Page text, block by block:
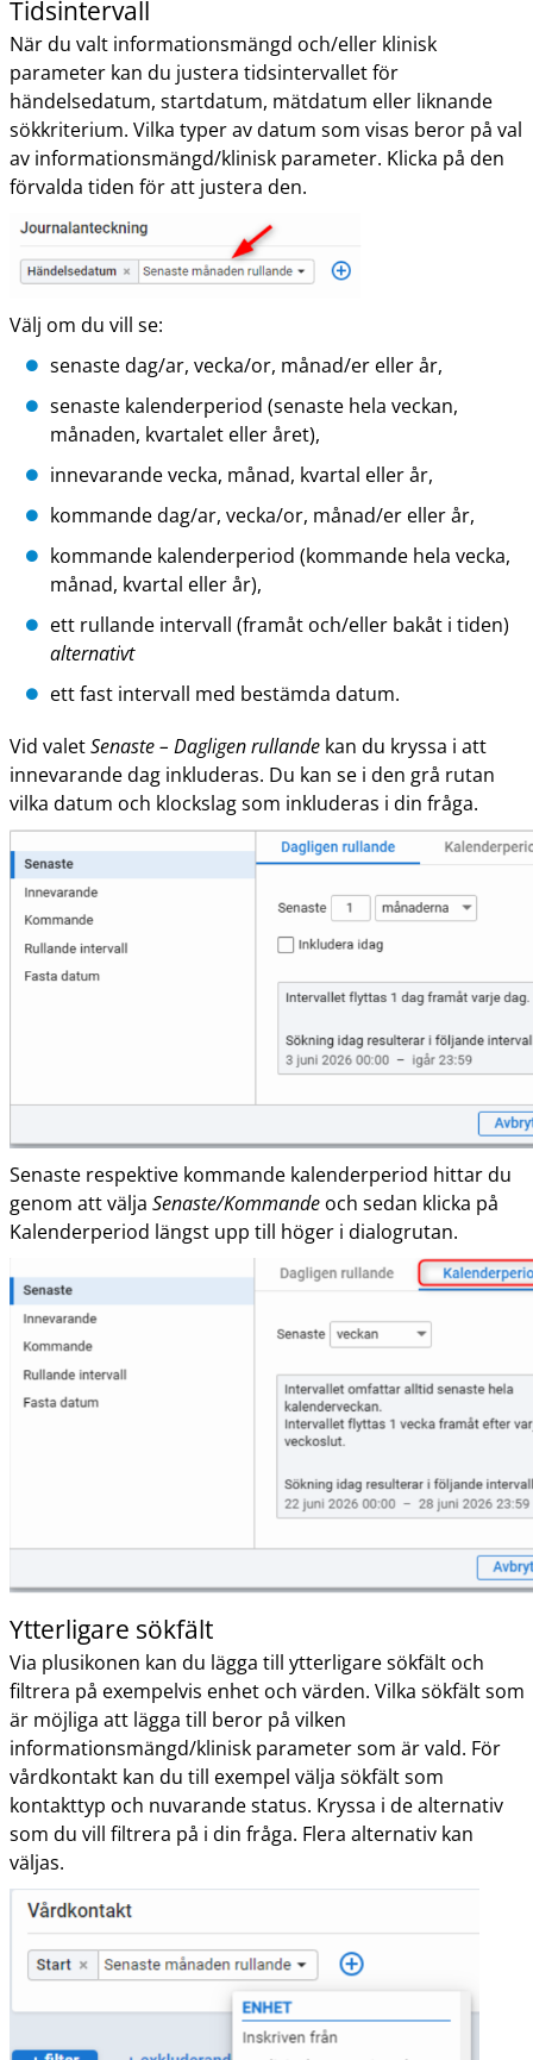
Tidsintervall
När du valt informationsmängd och/eller klinisk
parameter kan du justera tidsintervallet för
händelsedatum, startdatum, mätdatum eller liknande
sökkriterium. Vilka typer av datum som visas beror på val
av informationsmängd/klinisk parameter. Klicka på den
förvalda tiden för att justera den.
Välj om du vill se:
senaste dag/ar, vecka/or, månad/er eller år,
senaste kalenderperiod (senaste hela veckan,
månaden, kvartalet eller året),
innevarande vecka, månad, kvartal eller år,
kommande dag/ar, vecka/or, månad/er eller år,
kommande kalenderperiod (kommande hela vecka,
månad, kvartal eller år),
ett rullande intervall (framåt och/eller bakåt i tiden)
alternativt
ett fast intervall med bestämda datum.
Vid valetSenaste – Dagligen rullandekan du kryssa i att
innevarande dag inkluderas. Du kan se i den grå rutan
vilka datum och klockslag som inkluderas i din fråga.
Senaste respektive kommande kalenderperiod hittar du
genom att välja Senaste/Kommandeoch sedan klicka på
Kalenderperiod längst upp till höger i dialogrutan.
Ytterligare sökfält
Via plusikonen kan du lägga till ytterligare sökfält och
filtrera på exempelvis enhet och värden. Vilka sökfält som
är möjliga att lägga till beror på vilken
informationsmängd/klinisk parameter som är vald. För
vårdkontakt kan du till exempel välja sökfält som
kontakttyp och nuvarande status. Kryssa i de alternativ
som du vill filtrera på i din fråga. Flera alternativ kan
väljas.